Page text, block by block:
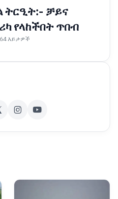
ትርዒት:- ቻይና
የላከችበት ጥበብ
እይታዎች